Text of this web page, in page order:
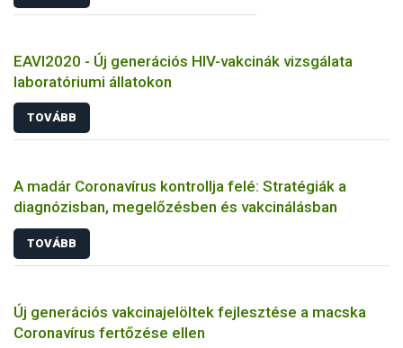
EAVI2020 - Új generációs HIV-vakcinák vizsgálata
laboratóriumi állatokon
TOVÁBB
A madár Coronavírus kontrollja felé: Stratégiák a
diagnózisban, megelőzésben és vakcinálásban
TOVÁBB
Új generációs vakcinajelöltek fejlesztése a macska
Coronavírus fertőzése ellen